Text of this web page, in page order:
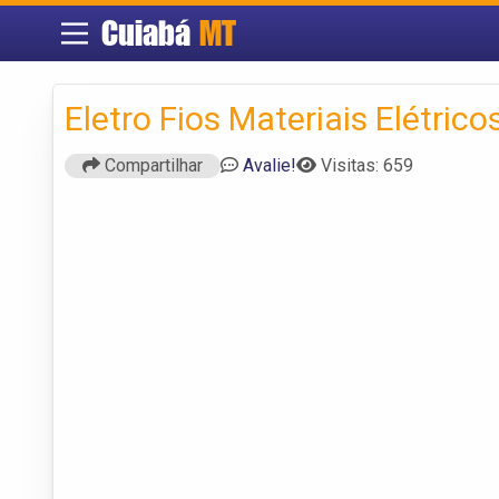
Cuiabá MT
Eletro Fios Materiais
Compartilhar Avalie! Visitas: 659